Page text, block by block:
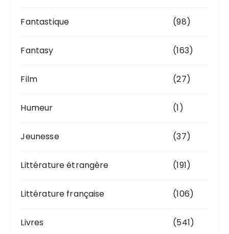
Fantastique (98)
Fantasy (163)
Film (27)
Humeur (1)
Jeunesse (37)
Littérature étrangère (191)
Littérature française (106)
Livres (541)